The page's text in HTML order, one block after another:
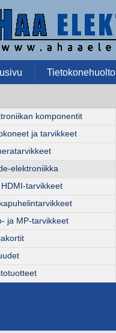
Tietokonehuolto
komponentit
ja tarvikkeet
elektroniikka
tarvikkeet
ja MP-tarvikkeet